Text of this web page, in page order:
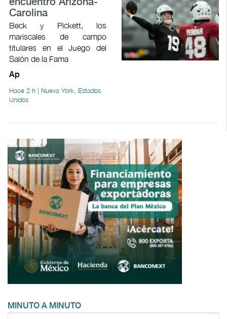
encuentro Arizona-
Carolina
Beck y Pickett, los
mariscales de campo
titulares en el Juego del
Salón de la Fama
Ap
Hace 2 h | Nueva York, Estados
Unidos
MINUTO A MINUTO